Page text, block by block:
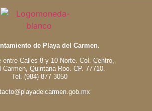
de Playa del Carmen.
entre Calles 8 y 10 Norte. Col. Centro,
Carmen, Quintana Roo. CP. 77710.
Tel. (984) 877 3050